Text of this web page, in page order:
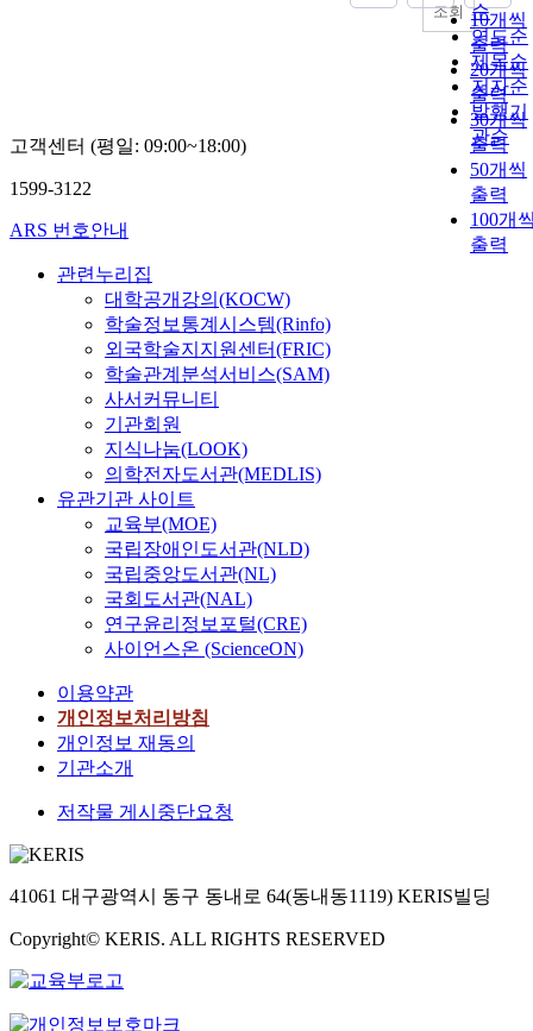
순
연도순
제목순
저자순
발행기
관순
10개씩
출력
20개씩
출력
30개씩
출력
50개씩
출력
100개
출력
조회
고객센터 (평일: 09:00~18:00)
1599-3122
ARS 번호안내
관련누리집
대학공개강의(KOCW)
학술정보통계시스템(Rinfo)
외국학술지지원센터(FRIC)
학술관계분석서비스(SAM)
사서커뮤니티
기관회원
지식나눔(LOOK)
의학전자도서관(MEDLIS)
유관기관 사이트
교육부(MOE)
국립장애인도서관(NLD)
국립중앙도서관(NL)
국회도서관(NAL)
연구윤리정보포털(CRE)
사이언스온 (ScienceON)
이용약관
개인정보처리방침
개인정보 재동의
기관소개
저작물 게시중단요청
41061 대구광역시 동구 동내로 64(동내동1119) KERIS빌딩
Copyright© KERIS. ALL RIGHTS RESERVED